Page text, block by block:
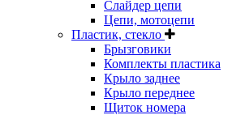
Слайдер цепи
Цепи, мотоцепи
Пластик, стекло
Брызговики
Комплекты пластика
Крыло заднее
Крыло переднее
Щиток номера